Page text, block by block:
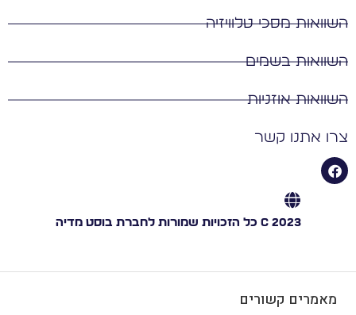
השוואות מסכי טלוויזיה
השוואות בשמים
השוואות אוזניות
צרו אתנו קשר
C 2023 כל הזכויות שמורות לחברת בוסט מדיה
מאמרים קשורים